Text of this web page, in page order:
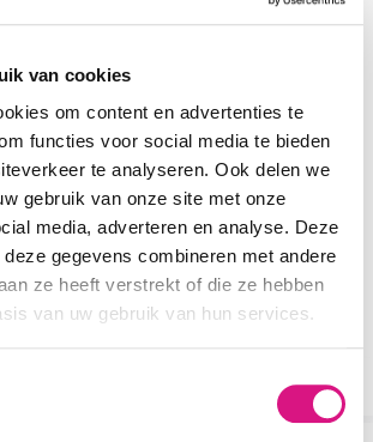
van cookies
om content en advertenties te
functies voor social media te bieden
te analyseren. Ook delen we
gebruik van onze site met onze
media, adverteren en analyse. Deze
gegevens combineren met andere
ze heeft verstrekt of die ze hebben
van uw gebruik van hun services.
hartslagzones? Fanatiek wielrenner
halen? Ga je deelnemen
Er zijn heel veel redenen
onderzoek, leuk, belangrijk of
zijn!
(ook wel sportmedisch onderzoek)
complicatie, van kleine blessures tot
type keuring.